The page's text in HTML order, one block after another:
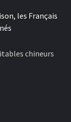
les Français
chineurs